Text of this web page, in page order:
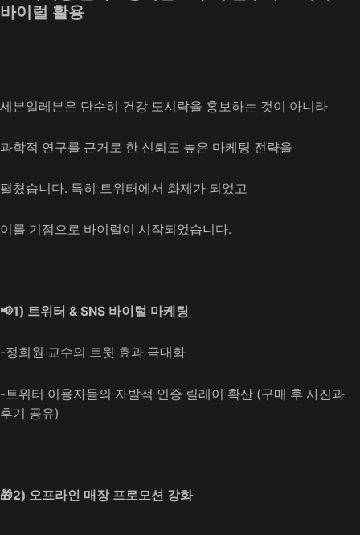
바이럴 활용
세븐일레븐은 단순히 건강 도시락을 홍보하는 것이 아니라
과학적 연구를 근거로 한 신뢰도 높은 마케팅 전략을
펼쳤습니다. 특히 트위터에서 화제가 되었고
이를 기점으로 바이럴이 시작되었습니다.
📢1) 트위터 & SNS 바이럴 마케팅
-정희원 교수의 트윗 효과 극대화
-트위터 이용자들의 자발적 인증 릴레이 확산 (구매 후 사진과
후기 공유)
🎁2) 오프라인 매장 프로모션 강화